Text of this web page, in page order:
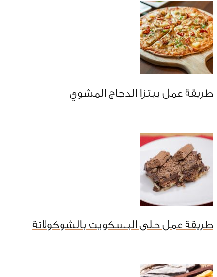
طريقة عمل بيتزا الدجاج المشوي
طريقة عمل حلى البسكويت بالشوكولاتة